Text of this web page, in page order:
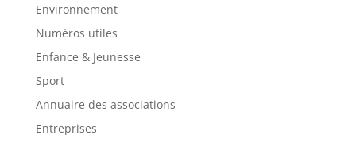
Environnement
Numéros utiles
Enfance & Jeunesse
Sport
Annuaire des associations
Entreprises